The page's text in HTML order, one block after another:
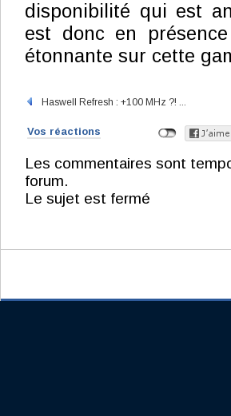
disponibilité qui est
est donc en
étonnante sur cette
Haswell Refresh : +100 MHz ?! ...
Vos réactions
Les commentaires sont
forum.
Le sujet est fermé